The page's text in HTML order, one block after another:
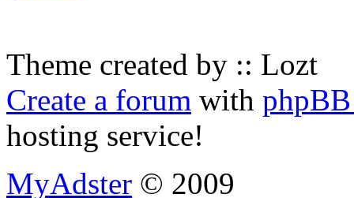
Theme created by :: Lozt
Create a forum with
hosting service!
MyAdster © 2009